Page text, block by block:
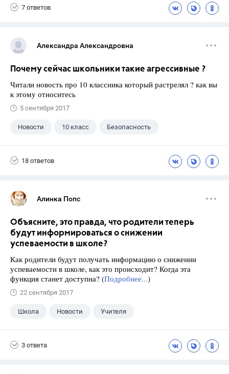
7 ответов
Александра Александровна
Почему сейчас школьники такие агрессивные ?
Читали новость про 10 классника который растрелял ? как вы
к этому относитесь
5 сентября 2017
Новости 10 класс Безопасность
18 ответов
Алинка Попс
Объясните, это правда, что родители теперь
будут информироваться о снижении
успеваемости в школе?
Как родители будут получать информацию о снижении
успеваемости в школе, как это происходит? Когда эта
функция станет доступна? (Подробнее...)
22 сентября 2017
Школа Новости Учителя
3 ответа